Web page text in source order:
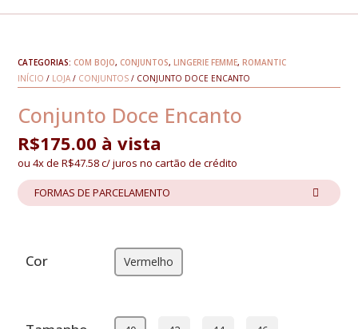
CATEGORIAS: COM BOJO, CONJUNTOS, LINGERIE FEMME, ROMANTIC
INÍCIO / LOJA / CONJUNTOS / CONJUNTO DOCE ENCANTO
Conjunto Doce Encanto
R$175.00 à vista
ou 4x de R$47.58c/ juros no cartão de crédito
FORMAS DE PARCELAMENTO
Cor Vermelho